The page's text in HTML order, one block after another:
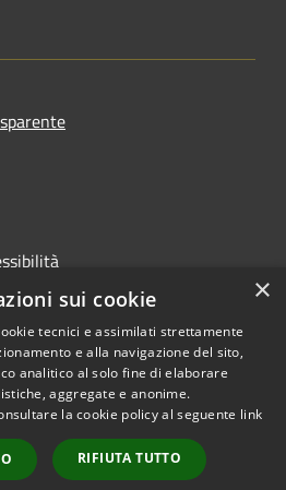
Copyright © 2026 • Comune di
San Giorgio Morgeto •
Powered byMunicipium •
Accesso redazione
×
sui cookie
tecnici e assimilati strettamente
e alla navigazione del sito,
analitico al solo fine di elaborare
aggregate e anonime.
la cookie policy al seguente link
RIFIUTA TUTTO